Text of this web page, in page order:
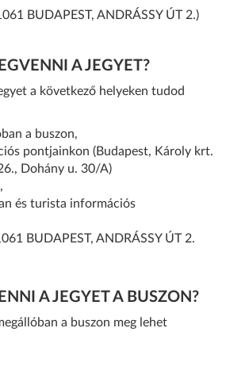
BUDAPEST, ANDRÁSSY ÚT 2.)
A JEGYET?
a következő helyeken tudod
a buszon,
pontjainkon (Budapest, Károly krt.
Dohány u. 30/A)
és turista információs
BUDAPEST, ANDRÁSSY ÚT 2.
A JEGYET A BUSZON?
a buszon meg lehet